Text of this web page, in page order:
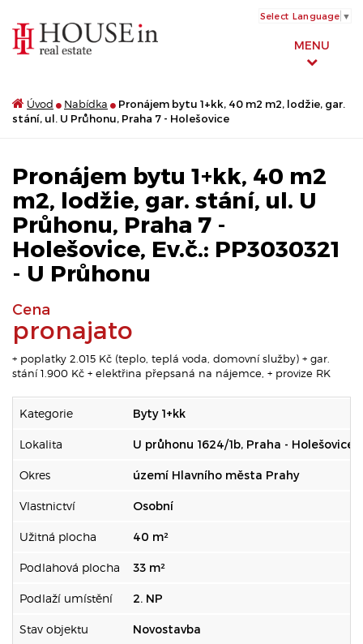
MENU
Select Language ▼
Úvod Nabídka
Pronájem bytu 1+kk, 40 m2 m2, lodžie, gar.
stání, ul. U Průhonu, Praha 7 - Holešovice
Pronájem bytu 1+kk, 40 m2
m2, lodžie, gar. stání, ul. U
Průhonu, Praha 7 -
Holešovice, Ev.č.: PP3030321
- U Průhonu
Cena
pronajato
+ poplatky 2.015 Kč (teplo, teplá voda, domovní služby) + gar.
stání 1.900 Kč + elektřina přepsaná na nájemce, + provize RK
Kategorie Byty 1+kk
Lokalita U průhonu 1624/1b, Praha - Holešovice
Okres území Hlavního města Prahy
Vlastnictví Osobní
Užitná plocha 40 m²
Podlahová plocha 33 m²
Podlaží umístění 2. NP
Stav objektu Novostavba